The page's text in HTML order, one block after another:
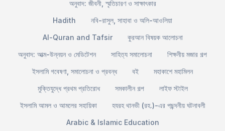
অনুবাদ: জীবনী, স্মৃতিচারণ ও সাক্ষাৎকার
Hadith
নবি-রাসুল, সাহাবা ও অলি-আওলিয়া
Al-Quran and Tafsir
কুরআন বিষয়ক আলোচনা
অনুবাদ: আত্ম-উন্নয়ন ও মেডিটেশন
সাহিত্য সমালোচনা
শিক্ষনীয় মজার গল্প
ইসলামি গবেষণা, সমালোচনা ও প্রবন্ধ
বই
মহাকাশে মহামিলন
মুক্তিযুদ্ধে প্রথম প্রতিরোধ
সমকালীন গল্প
লাইফ স্টাইল
ইসলামি আমল ও আমলের সহায়িকা
হযরহ থানভী (রহ.)-এর পছন্দনীয় ঘটনাবলী
Arabic & Islamic Education